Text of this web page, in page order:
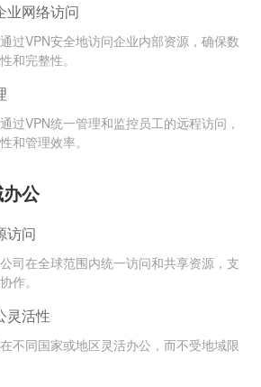
业网络访问
过VPN安全地访问企业内部资源，确保数
和完整性。
过VPN统一管理和监控员工的远程访问，
和管理效率。
公
访问
司在全球范围内统一访问和共享资源，支
作。
灵活性
不同国家或地区灵活办公，而不受地域限